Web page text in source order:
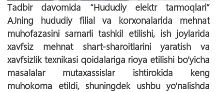
Тadbir davomida “Hududiy elektr tarmoqlari”
AJning hududiy filial va korxonalarida mehnat
muhofazasini samarli tashkil etilishi, ish joylarida
xavfsiz mehnat shart-sharoitlarini yaratish va
xavfsizlik texnikasi qoidalariga rioya etilishi bo‘yicha
masalalar mutaxassislar ishtirokida keng
muhokoma etildi, shuningdek ushbu yo‘nalishda